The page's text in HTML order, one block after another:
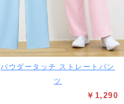
パウダータッチ ストレートパン
ツ
￥1,290